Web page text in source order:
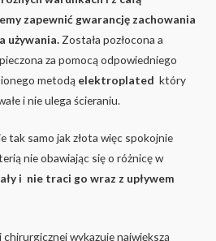
zapewnić gwarancję zachowania
używania. Została pozłocona a
za pomocą odpowiedniego
metodą elektroplated który
i nie ulega ścieraniu.
tak samo jak złota więc spokojnie
nie obawiając się o różnicę w
i nie traci go wraz z upływem
wykazuje największą